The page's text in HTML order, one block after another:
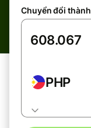
Chuyển đổi thành
PHP